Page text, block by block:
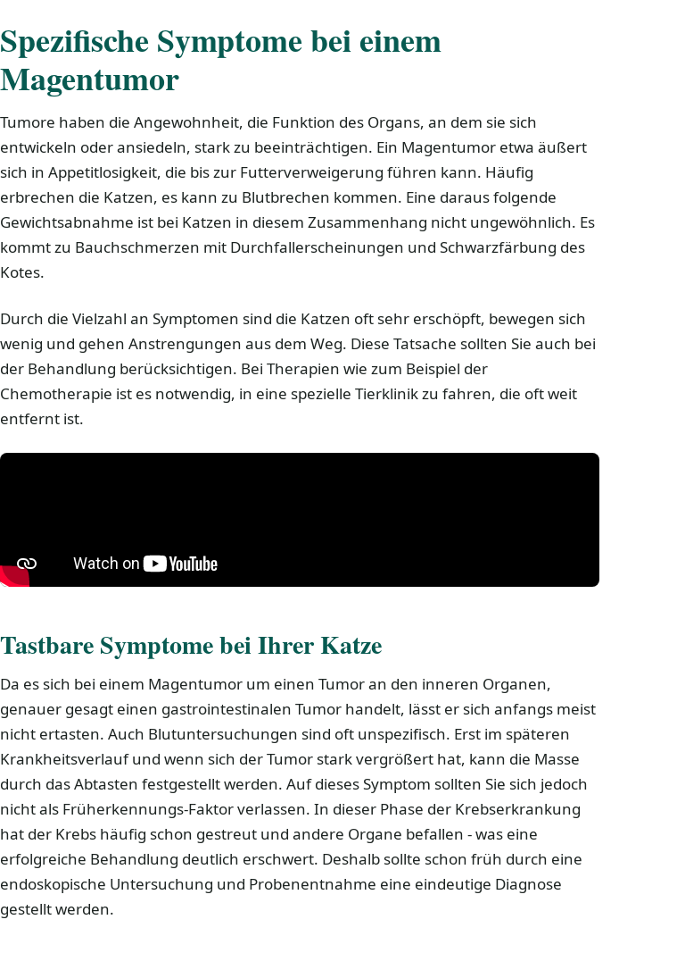
Spezifische Symptome bei einem
Magentumor
Tumore haben die Angewohnheit, die Funktion des Organs, an dem sie sich
entwickeln oder ansiedeln, stark zu beeinträchtigen. Ein Magentumor etwa äußert
sich in Appetitlosigkeit, die bis zur Futterverweigerung führen kann. Häufig
erbrechen die Katzen, es kann zu Blutbrechen kommen. Eine daraus folgende
Gewichtsabnahme ist bei Katzen in diesem Zusammenhang nicht ungewöhnlich. Es
kommt zu Bauchschmerzen mit Durchfallerscheinungen und Schwarzfärbung des
Kotes.
Durch die Vielzahl an Symptomen sind die Katzen oft sehr erschöpft, bewegen sich
wenig und gehen Anstrengungen aus dem Weg. Diese Tatsache sollten Sie auch bei
der Behandlung berücksichtigen. Bei Therapien wie zum Beispiel der
Chemotherapie ist es notwendig, in eine spezielle Tierklinik zu fahren, die oft weit
entfernt ist.
Tastbare Symptome bei Ihrer Katze
Da es sich bei einem Magentumor um einen Tumor an den inneren Organen,
genauer gesagt einen gastrointestinalen Tumor handelt, lässt er sich anfangs meist
nicht ertasten. Auch Blutuntersuchungen sind oft unspezifisch. Erst im späteren
Krankheitsverlauf und wenn sich der Tumor stark vergrößert hat, kann die Masse
durch das Abtasten festgestellt werden. Auf dieses Symptom sollten Sie sich jedoch
nicht als Früherkennungs-Faktor verlassen. In dieser Phase der Krebserkrankung
hat der Krebs häufig schon gestreut und andere Organe befallen - was eine
erfolgreiche Behandlung deutlich erschwert. Deshalb sollte schon früh durch eine
endoskopische Untersuchung und Probenentnahme eine eindeutige Diagnose
gestellt werden.